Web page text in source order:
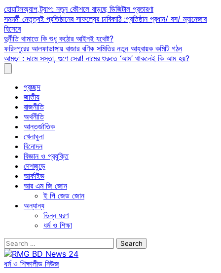
Skip
to
content
হোয়াটসঅ্যাপ ট্র্যাপ: নতুন কৌশলে বাড়ছে ডিজিটাল প্রতারণা
সমমর্মী নেতৃত্বই প্রতিষ্ঠানের সাফল্যের চাবিকাঠি :প্রতিষ্ঠান প্রধান/ বস/ ম্যানেজার
হিসেবে
দুর্নীতি থামাতে কি শুধু কঠোর আইনই যথেষ্ট?
ফরিদপুরের আলফাডাঙ্গায় বাজার বণিক সমিতির নতুন আহ্বায়ক কমিটি গঠন
আমড়া : দামে সস্তা, গুণে সেরা! নামের শুরুতে ‘আম’ থাকলেই কি আম হয়?
প্রচ্ছদ
জাতীয়
রাজনীতি
অর্থনীতি
আন্তর্জাতিক
খেলাধুলা
বিনোদন
বিজ্ঞান ও প্রযুক্তি
দেশজুড়ে
আর্কাইভ
আর এম জি জোন
ই পি জেড জোন
অন্যান্য
ভিন্ন ধরণ
ধর্ম ও শিক্ষা
Search
for:
ধর্ম ও শিক্ষালীড নিউজ